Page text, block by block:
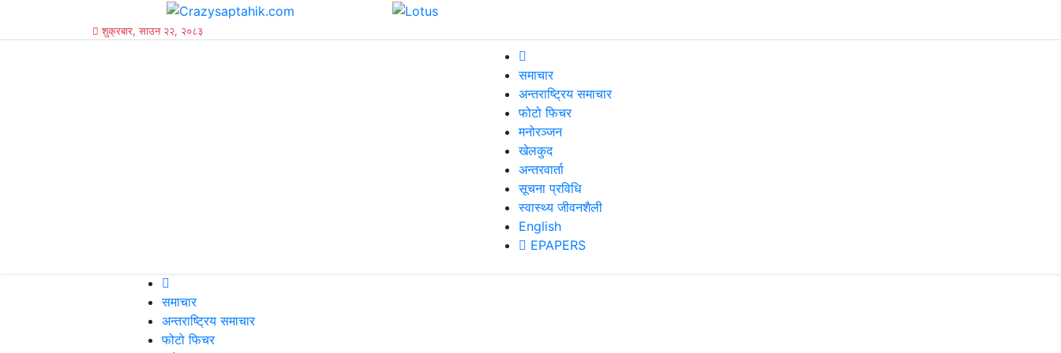
शुक्रबार, साउन २२, २०८३
समाचार
अन्तराष्ट्रिय समाचार
फोटो फिचर
मनोरञ्जन
खेलकुद
अन्तरवार्ता
सूचना प्रविधि
स्वास्थ्य जीवनशैली
English
EPAPERS
समाचार
अन्तराष्ट्रिय समाचार
फोटो फिचर